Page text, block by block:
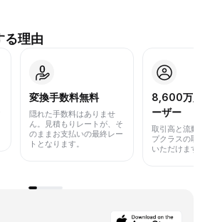
る理由
変換手数料無料
隠れた手数料はありませ
ん。見積もりレートが、そ
のままお支払いの最終レー
トとなります。
8,600万人
ーザー
取引高と流動
プクラスの取
いただけます